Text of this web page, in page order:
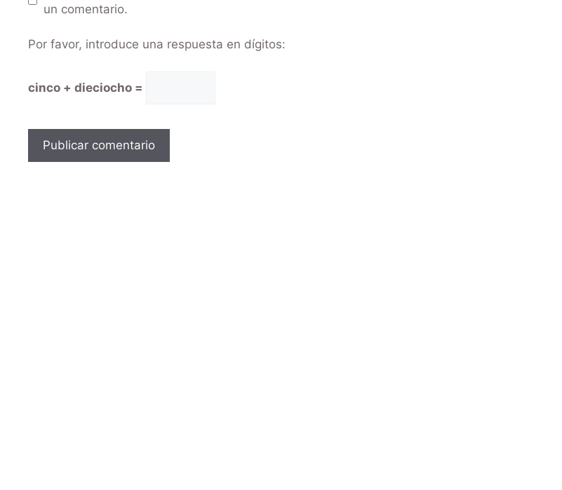
un comentario.
Por favor, introduce una respuesta en dígitos:
cinco + dieciocho =